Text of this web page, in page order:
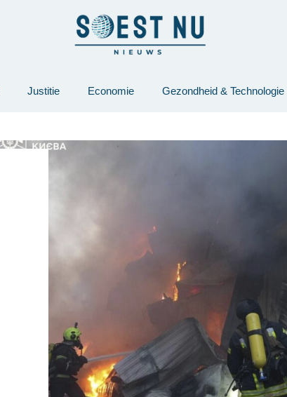
Justitie Economie Gezondheid & Technologie